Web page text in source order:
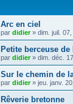
Arc en ciel
par didier» dim. juil.
Petite berceuse de
par didier» dim. déc.
Sur le chemin de
par didier» jeu. janv.
Rêverie bretonne